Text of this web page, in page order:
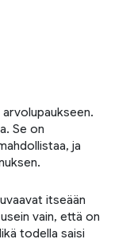
Se on
ja
itseään
vain, että on
todella saisi